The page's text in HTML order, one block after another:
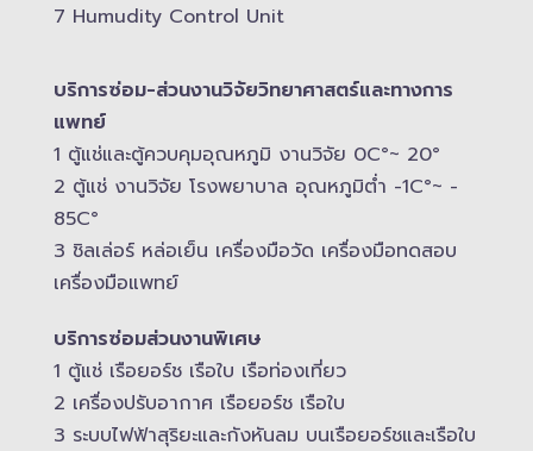
7 Humudity Control Unit
บริการซ่อม-​ส่วนงานวิจัยวิทยาศาสตร์และทางการ
แพทย์
1 ตู้แช่และตู้ควบคุม​อุณหภูมิ​ งานวิจัย 0C°~ 20°
2 ตู้แช่ งานวิจัย โรงพยาบาล อุณหภูมิ​ต่ำ -​1C°~ -​
85C°
3 ชิลเล่อร์ หล่อเย็น เครื่องมือวัด เครื่องมือทดสอบ
เครื่องมือแพทย์
บริการซ่อมส่วนงานพิเศษ
1 ตู้แช่ เรือยอร์ช เรือใบ เรือท่องเที่ยว
2 เครื่องปรับอากาศ เรือยอร์ช เรือใบ
3 ระบบไฟฟ้าสุริยะและกังหันลม บนเรือยอร์ช​และเรือใบ